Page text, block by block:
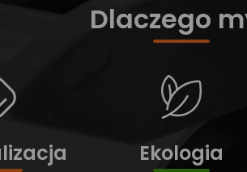
Dlaczego
Ekologia